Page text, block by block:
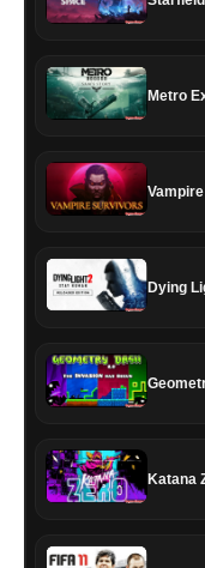
Metro
Dying
Katana